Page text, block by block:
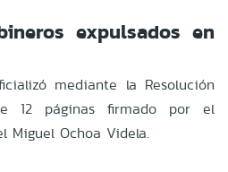
expulsados en
mediante la Resolución
12 páginas firmado por el
Miguel Ochoa Videla.